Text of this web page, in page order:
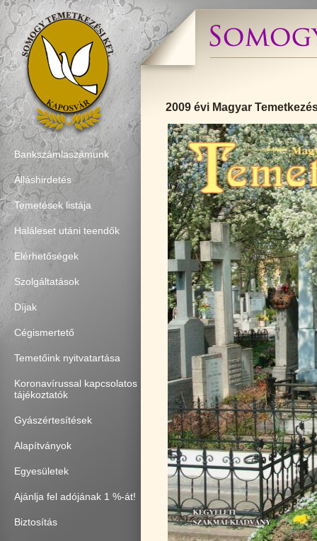
Bankszámlaszámunk
Álláshirdetés
Temetések listája
Haláleset utáni teendők
Elérhetőségek
Szolgáltatások
Díjak
Cégismertető
Temetőink nyitvatartása
Koronavírussal kapcsolatos
tájékoztatók
Gyászértesítések
Alapítványok
Egyesületek
Ajánlja fel adójának 1 %-át!
Biztosítás
2009 évi Magyar